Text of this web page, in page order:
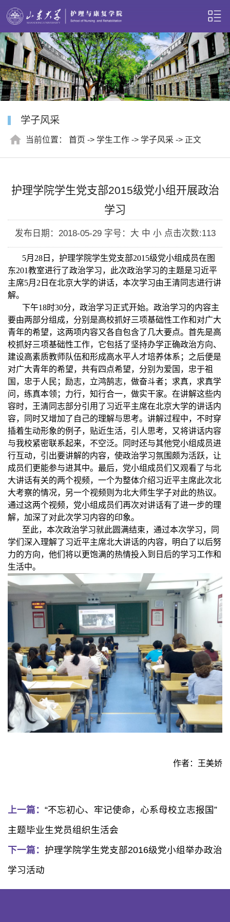
学子风采
当前位置： 首页 -> 学生工作 -> 学子风采 -> 正文
护理学院学生党支部2015级党小组开展政治
学习
发布日期：2018-05-29 字号：大 中 小 点击次数:113
5月 28 日，护理学院学生党支部2015级党小组成员在图
东201教室进行了政治学习，此次政治学习的主题是习近平
主席5月 2 日在北京大学的讲话，本次学习由王清同志进行讲
解。
下午18时30分，政治学习正式开始。政治学习的内容主
要由两部分组成，分别是高校抓好三项基础性工作和对广大
青年的希望，这两项内容又各自包含了几大要点。首先是高
校抓好三项基础性工作，它包括了坚持办学正确政治方向、
建设高素质教师队伍和形成高水平人才培养体系；之后便是
对广大青年的希望，共有四点希望，分别为爱国，忠于祖
国，忠于人民；励志，立鸿鹄志，做奋斗者；求真，求真学
问，练真本领；力行，知行合一，做实干家。在讲解这些内
容时，王清同志部分引用了习近平主席在北京大学的讲话内
容，同时又增加了自己的理解与思考。讲解过程中，不时穿
插着生动形象的例子，贴近生活，引人思考，又将讲话内容
与我校紧密联系起来，不空泛。同时还与其他党小组成员进
行互动，引出要讲解的内容，使政治学习氛围颇为活跃，让
成员们更能参与进其中。最后，党小组成员们又观看了与北
大讲话有关的两个视频，一个为整体介绍习近平主席此次北
大考察的情况，另一个视频则为北大师生学子对此的热议。
通过这两个视频，党小组成员们再次对讲话有了进一步的理
解，加深了对此次学习内容的印象。
至此，本次政治学习就此圆满结束，通过本次学习，同
学们深入理解了习近平主席北大讲话的内容，明白了以后努
力的方向，他们将以更饱满的热情投入到日后的学习工作和
生活中。
作者：王美娇
上一篇： “不忘初心、牢记使命，心系母校立志报国”
主题毕业生党员组织生活会
下一篇： 护理学院学生党支部2016级党小组举办政治
学习活动